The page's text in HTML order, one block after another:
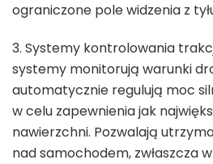
ograniczone pole widzenia z
3. Systemy kontrolowania
systemy monitorują warunki
automatycznie regulują moc
w celu zapewnienia jak
nawierzchni. Pozwalają
nad samochodem, zwłaszcza